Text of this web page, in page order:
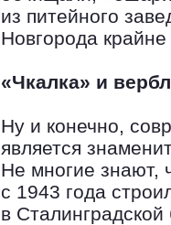
из питейного
Новгорода
«Чкалка» и
Ну и конечно,
является
Не многие знают,
с 1943 года
в Сталинградской